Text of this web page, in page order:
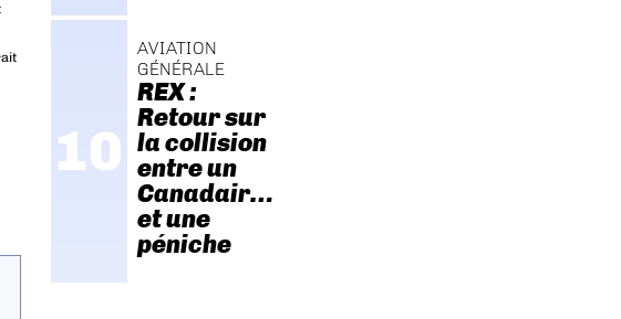
AVIATION
GÉNÉRALE
REX :
Retour sur
la collision
entre un
Canadair…
et une
péniche